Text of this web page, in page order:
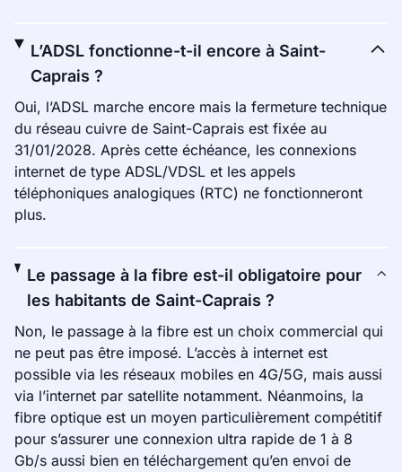
L’ADSL fonctionne-t-il encore à Saint-
Caprais ?
Oui, l’ADSL marche encore mais la fermeture technique
du réseau cuivre de Saint-Caprais est fixée au
31/01/2028. Après cette échéance, les connexions
internet de type ADSL/VDSL et les appels
téléphoniques analogiques (RTC) ne fonctionneront
plus.
Le passage à la fibre est-il obligatoire pour
les habitants de Saint-Caprais ?
Non, le passage à la fibre est un choix commercial qui
ne peut pas être imposé. L’accès à internet est
possible via les réseaux mobiles en 4G/5G, mais aussi
via l’internet par satellite notamment. Néanmoins, la
fibre optique est un moyen particulièrement compétitif
pour s’assurer une connexion ultra rapide de 1 à 8
Gb/s aussi bien en téléchargement qu’en envoi de